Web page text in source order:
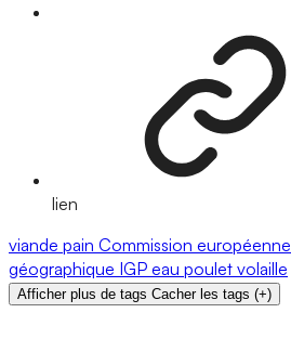
lien
viande pain Commission européenne
géographique IGP eau poulet volaille
Afficher plus de tags Cacher les tags (+)